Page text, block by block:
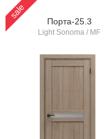
sale
Порта-25.3
Light Sonoma / MF